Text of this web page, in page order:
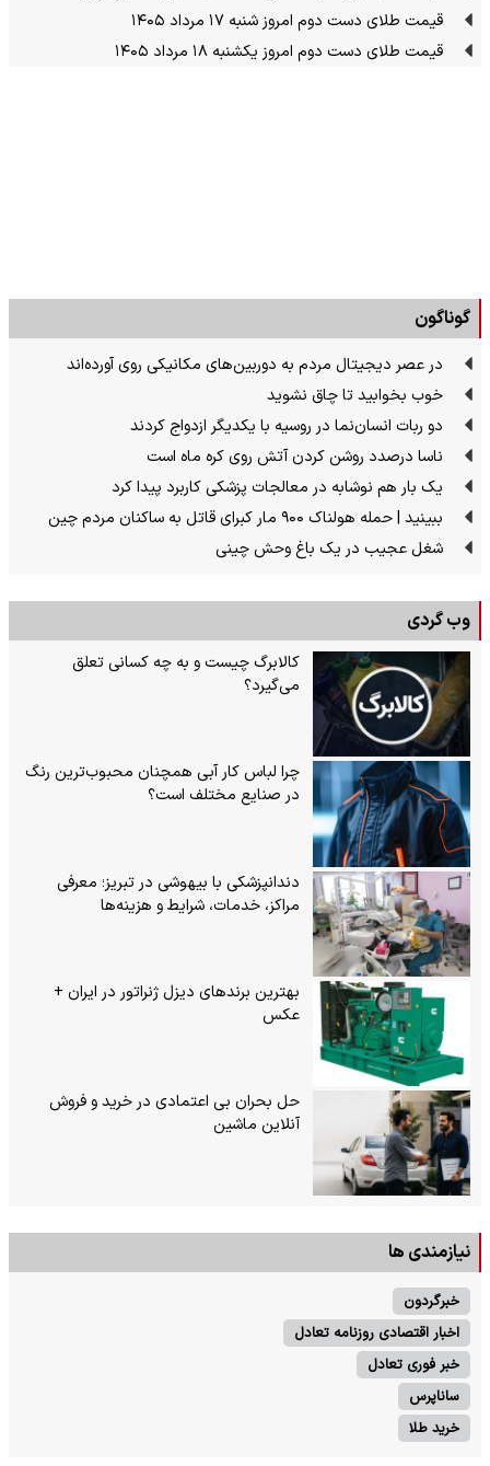
قیمت طلای دست دوم امروز شنبه ۱۷ مرداد ۱۴۰۵
قیمت طلای دست دوم امروز یکشنبه ۱۸ مرداد ۱۴۰۵
گوناگون
در عصر دیجیتال مردم به دوربین‌های مکانیکی روی آورده‌اند
خوب بخوابید تا چاق نشوید
دو ربات انسان‌نما در روسیه با یکدیگر ازدواج کردند
ناسا درصدد روشن کردن آتش روی کره ماه است
یک بار هم نوشابه در معالجات پزشکی کاربرد پیدا کرد
ببینید | حمله هولناک ۹۰۰ مار کبرای قاتل به ساکنان مردم چین
شغل عجیب در یک باغ وحش چینی
وب گردی
کالابرگ چیست و به چه کسانی تعلق
می‌گیرد؟
چرا لباس کار آبی همچنان محبوب‌ترین رنگ
در صنایع مختلف است؟
دندانپزشکی با بیهوشی در تبریز؛ معرفی
مراکز، خدمات، شرایط و هزینه‌ها
بهترین برندهای دیزل ژنراتور در ایران +
عکس
حل بحران بی‌ اعتمادی در خرید و فروش
آنلاین ماشین
نیازمندی ها
خبرگردون
اخبار اقتصادی روزنامه تعادل
خبر فوری تعادل
ساناپرس
خرید طلا